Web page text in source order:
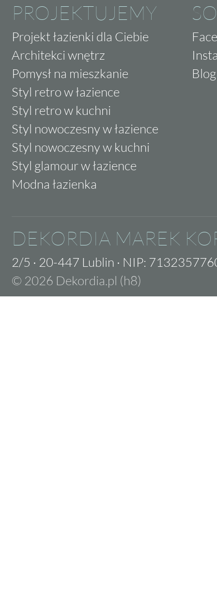
PROJEKTUJEMY
Projekt łazienki dla Ciebie
Architekci wnętrz
Pomysł na mieszkanie
Styl retro w łazience
Styl retro w kuchni
Styl nowoczesny w łazience
Styl nowoczesny w kuchni
Styl glamour w łazience
Modna łazienka
Blog
DEKORDIA MAREK
2/5 · 20-447 Lublin · NIP:
© 2026 Dekordia.pl (h8)